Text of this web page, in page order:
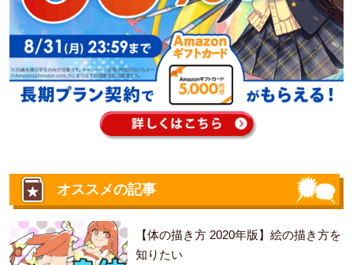
オススメの記事
【体の描き方 2020年版】絵の描き方を
知りたい